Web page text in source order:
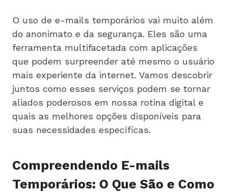
O uso de e-mails temporários vai muito além
do anonimato e da segurança. Eles são uma
ferramenta multifacetada com aplicações
que podem surpreender até mesmo o usuário
mais experiente da internet. Vamos descobrir
juntos como esses serviços podem se tornar
aliados poderosos em nossa rotina digital e
quais as melhores opções disponíveis para
suas necessidades específicas.
Compreendendo E-mails
Temporários: O Que São e Como